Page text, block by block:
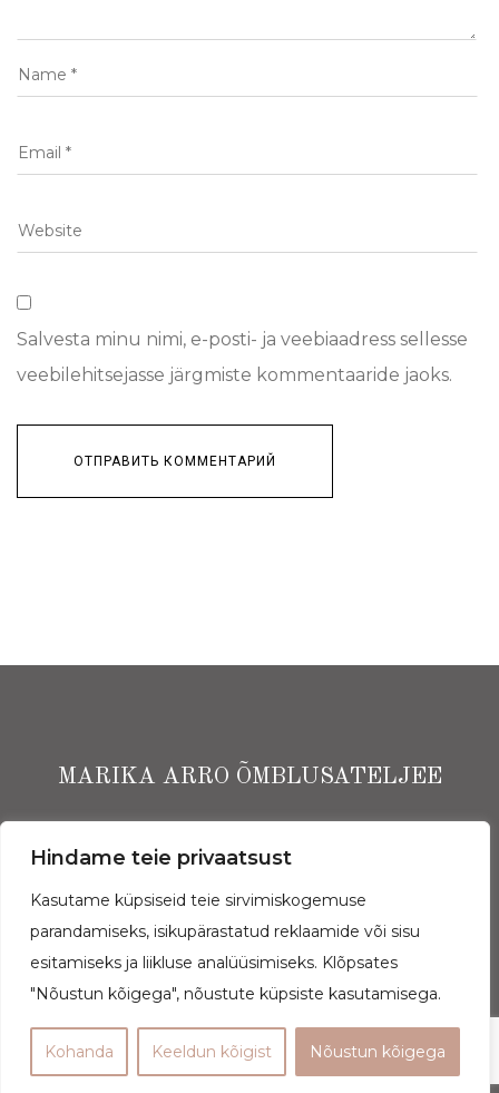
Hindame teie privaatsust
Kasutame küpsiseid teie sirvimiskogemuse
parandamiseks, isikupärastatud reklaamide või sisu
esitamiseks ja liikluse analüüsimiseks. Klõpsates
"Nõustun kõigega", nõustute küpsiste kasutamisega.
Kohanda Keeldun kõigist Nõustun kõigega
Salvesta minu nimi, e-posti- ja veebiaadress sellesse
veebilehitsejasse järgmiste kommentaaride jaoks.
MARIKA ARRO ÕMBLUSATELJEE
Ekspressi Ärimaja I korrus, Narva mnt 13, Tallinn
(+372) 5662 3843
Arro Ateljee OÜ | rg-kood: 11765964
Andmekaitsetingimused